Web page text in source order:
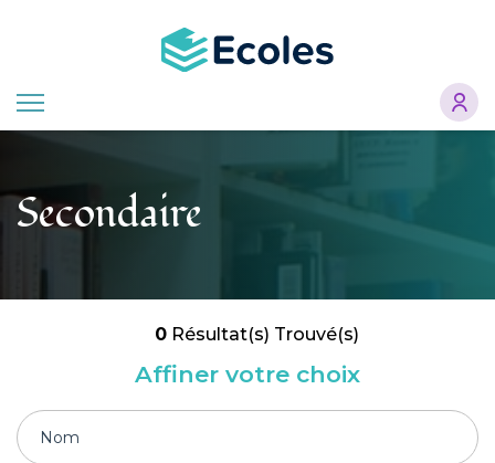
principal
Secondaire
0Résultat(s) Trouvé(s)
Affiner votre choix